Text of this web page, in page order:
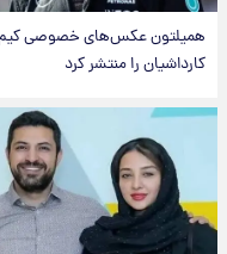
همیلتون عکس‌های خصوصی کیم‌
کارداشیان را منتشر کرد